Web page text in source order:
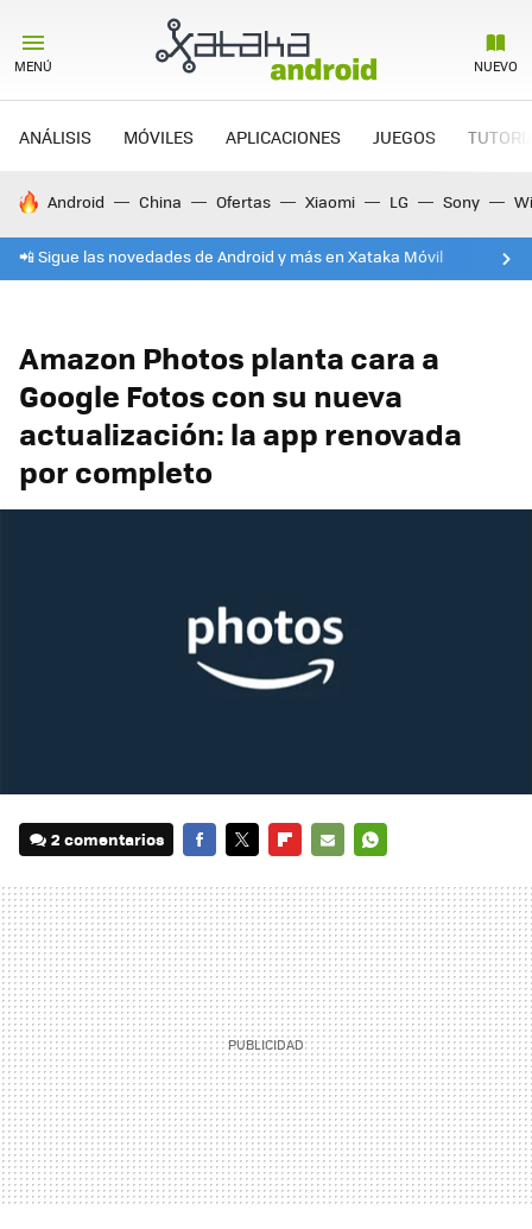
MENÚ NUEVO
ANÁLISIS MÓVILES APLICACIONES JUEGOS
HOY SE HABLA DE
Android China Ofertas Xiaomi LG Sony
📲 Sigue las novedades de Android y más en Xataka Móvil
Amazon Photos planta cara a
Google Fotos con su nueva
actualización: la app renovada
por completo
2 comentarios
MAIL